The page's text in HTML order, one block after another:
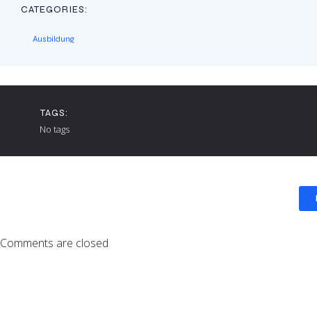
CATEGORIES:
Ausbildung
TAGS:
No tags
Comments are closed